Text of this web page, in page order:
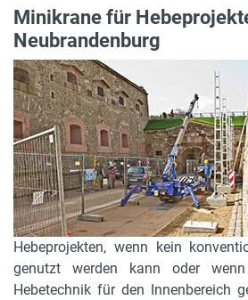
Minikrane für
Neubrandenburg
Hebeprojekten, wenn kein
genutzt werden kann oder
Hebetechnik für den Innenbereich